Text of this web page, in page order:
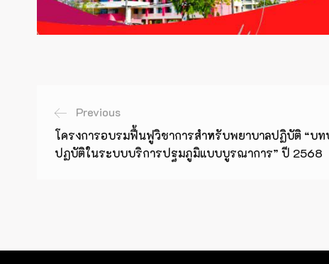
Previous
โครงการอบรมฟื้นฟูวิชาการสำหรับพยาบาลปฏิบัติ “บท
ปฏบัติในระบบบริการปฐมภูมิแบบบูรณาการ” ปี 2568